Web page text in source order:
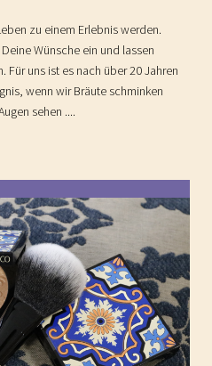
zu einem Erlebnis werden.
Wünsche ein und lassen
Für uns ist es nach über 20 Jahren
wenn wir Bräute schminken
sehen ....